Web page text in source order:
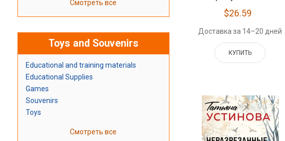
Смотреть все
Toys and Souvenirs
Educational and training materials
Educational Supplies
Games
Souvenirs
Toys
Смотреть все
$26.59
Доставка за 14–20 дней
КУПИТЬ